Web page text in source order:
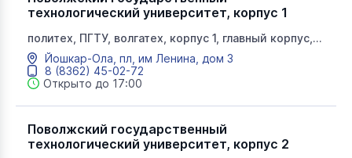
технологический университет, корпус 1
политех, ПГТУ, волгатех, корпус 1, главный корпус,
приемная комиссия, ПГТУ №1
Йошкар-Ола, пл, им Ленина, дом 3
8 (8362) 45-02-72
Открыто до 17:00
Поволжский государственный
технологический университет, корпус 2